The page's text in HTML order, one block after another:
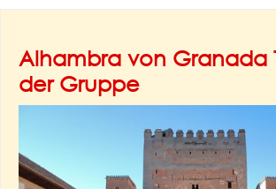
Alhambra von Granada
der Gruppe